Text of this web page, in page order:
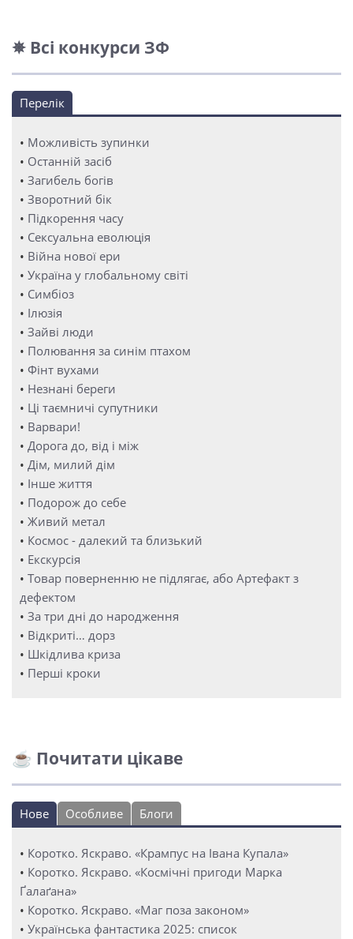
✵ Всі конкурси ЗФ
Перелік
• Можливість зупинки
• Останній засіб
• Загибель богів
• Зворотний бік
• Підкорення часу
• Сексуальна еволюція
• Війна нової ери
• Україна у глобальному світі
• Симбіоз
• Ілюзія
• Зайві люди
• Полювання за синім птахом
• Фінт вухами
• Незнані береги
• Ці таємничі супутники
• Варвари!
• Дорога до, від і між
• Дім, милий дім
• Інше життя
• Подорож до себе
• Живий метал
• Космос - далекий та близький
• Екскурсія
• Товар поверненню не підлягає, або Артефакт з
дефектом
• За три дні до народження
• Відкриті… дорз
• Шкідлива криза
• Перші кроки
☕ Почитати цікаве
Нове Особливе Блоги
• Коротко. Яскраво. «Крампус на Івана Купала»
• Коротко. Яскраво. «Космічні пригоди Марка
Ґалаґана»
• Коротко. Яскраво. «Маг поза законом»
• Українська фантастика 2025: список